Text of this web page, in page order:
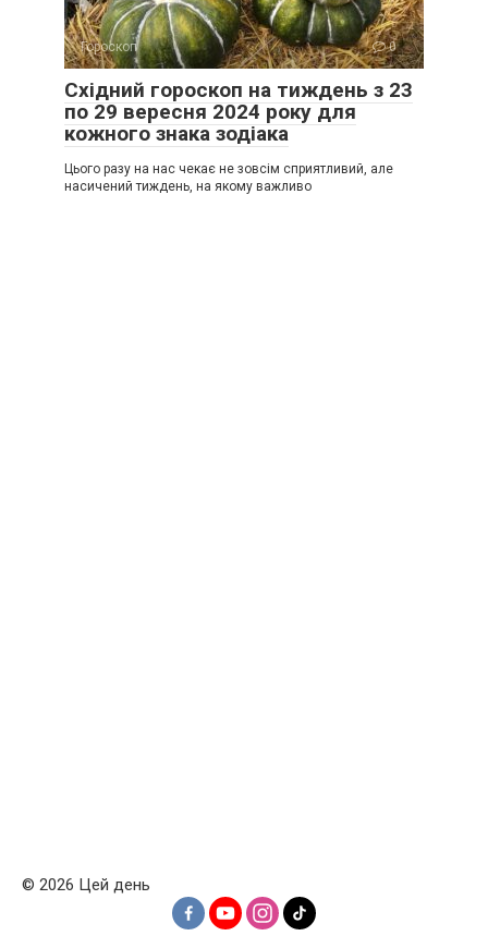
Гороскоп 0
Східний гороскоп на тиждень з 23
по 29 вересня 2024 року для
кожного знака зодіака
Цього разу на нас чекає не зовсім сприятливий, але
насичений тиждень, на якому важливо
© 2026 Цей день